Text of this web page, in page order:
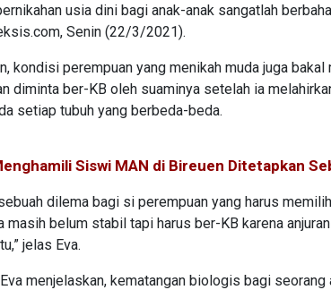
usia dini bagi anak-anak sangatlah
Senin (22/3/2021).
kondisi perempuan yang menikah muda juga
diminta ber-KB oleh suaminya setelah ia
setiap tubuh yang berbeda-beda.
Siswi MAN di Bireuen Ditetapkan
dilema bagi si perempuan yang harus
masih belum stabil tapi harus ber-KB karena
jelas Eva.
menjelaskan, kematangan biologis bagi